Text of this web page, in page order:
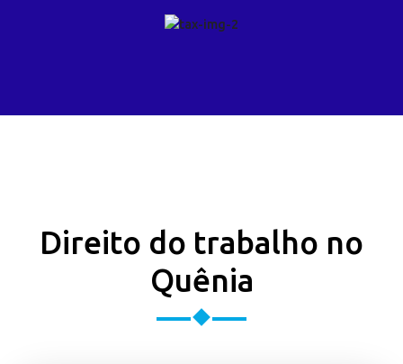
Direito do trabalho no
Quênia